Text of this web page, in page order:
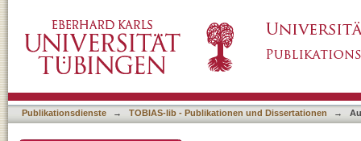
Publikationsdienste → TOBIAS-lib - Publikationen und Dissertationen →